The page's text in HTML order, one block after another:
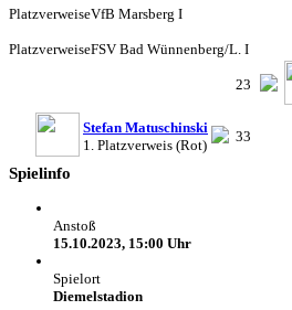
PlatzverweiseVfB Marsberg I
PlatzverweiseFSV Bad Wünnenberg/L. I
23
Stefan Matuschinski
1. Platzverweis (Rot)
33
Spielinfo
Anstoß
15.10.2023, 15:00 Uhr
Spielort
Diemelstadion